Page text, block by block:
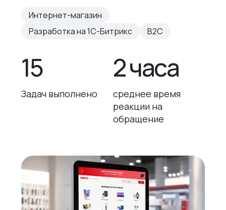
Интернет-магазин
Разработка на 1С-Битрикс
B2C
15
Задач выполнено
2 часа
среднее время
реакции на
обращение